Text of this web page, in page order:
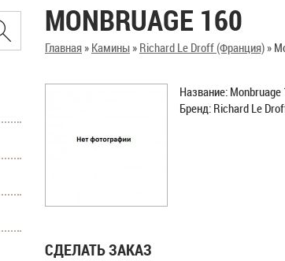
MONBRUAGE 160
Главная» Камины» Richard Le Droff (Франция)»
Название: Monbruage
Бренд: Richard Le
СДЕЛАТЬ ЗАКАЗ